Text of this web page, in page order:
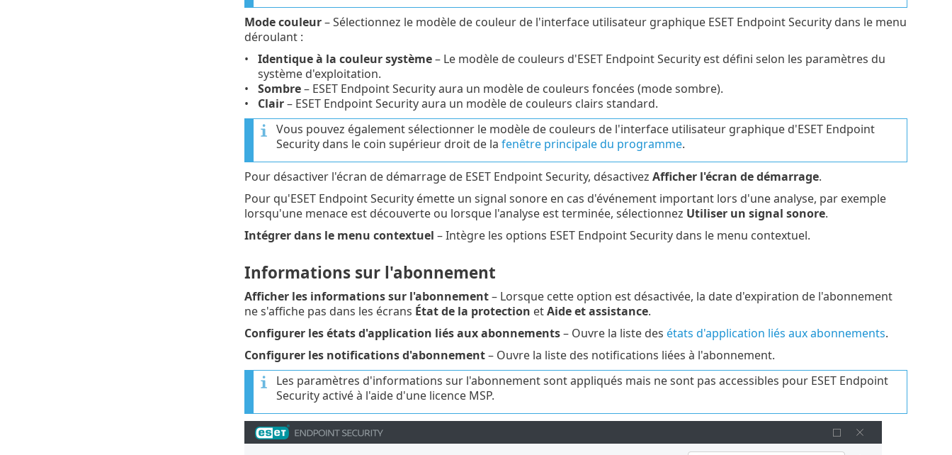
Mode couleur– Sélectionnez le modèle de couleur de l'interface utilisateur graphique ESET Endpoint Security dans le menu
déroulant :
Identique à la couleur système– Le modèle de couleurs d'ESET Endpoint Security est défini selon les paramètres du
système d'exploitation.
Sombre– ESET Endpoint Security aura un modèle de couleurs foncées (mode sombre).
Clair– ESET Endpoint Security aura un modèle de couleurs clairs standard.
Vous pouvez également sélectionner le modèle de couleurs de l'interface utilisateur graphique d'ESET Endpoint
Security dans le coin supérieur droit de la fenêtre principale du programme.
Pour désactiver l'écran de démarrage de ESET Endpoint Security, désactivez Afficher l'écran de démarrage.
Pour qu'ESET Endpoint Security émette un signal sonore en cas d'événement important lors d'une analyse, par exemple
lorsqu'une menace est découverte ou lorsque l'analyse est terminée, sélectionnez Utiliser un signal sonore.
Intégrer dans le menu contextuel – Intègre les options ESET Endpoint Security dans le menu contextuel.
Informations sur l'abonnement
Afficher les informations sur l'abonnement– Lorsque cette option est désactivée, la date d'expiration de l'abonnement
ne s'affiche pas dans les écrans État de la protection etAide et assistance.
Configurer les états d'application liés aux abonnements– Ouvre la liste des états d'application liés aux abonnements.
Configurer les notifications d'abonnement– Ouvre la liste des notifications liées à l'abonnement.
Les paramètres d'informations sur l'abonnement sont appliqués mais ne sont pas accessibles pour ESET Endpoint
Security activé à l'aide d'une licence MSP.